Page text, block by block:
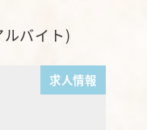
バイト)
求人情報